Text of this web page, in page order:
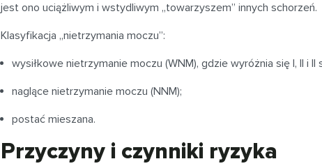
jest ono uciążliwym i wstydliwym „towarzyszem” innych schorzeń.
Klasyfikacja „nietrzymania moczu”:
wysiłkowe nietrzymanie moczu (WNM), gdzie wyróżnia się I, II i II
naglące nietrzymanie moczu (NNM);
postać mieszana.
Przyczyny i czynniki ryzyka